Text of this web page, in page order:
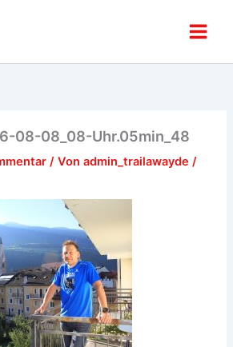
08-08_08-Uhr.05min_48
/ Vonadmin_trailawayde/